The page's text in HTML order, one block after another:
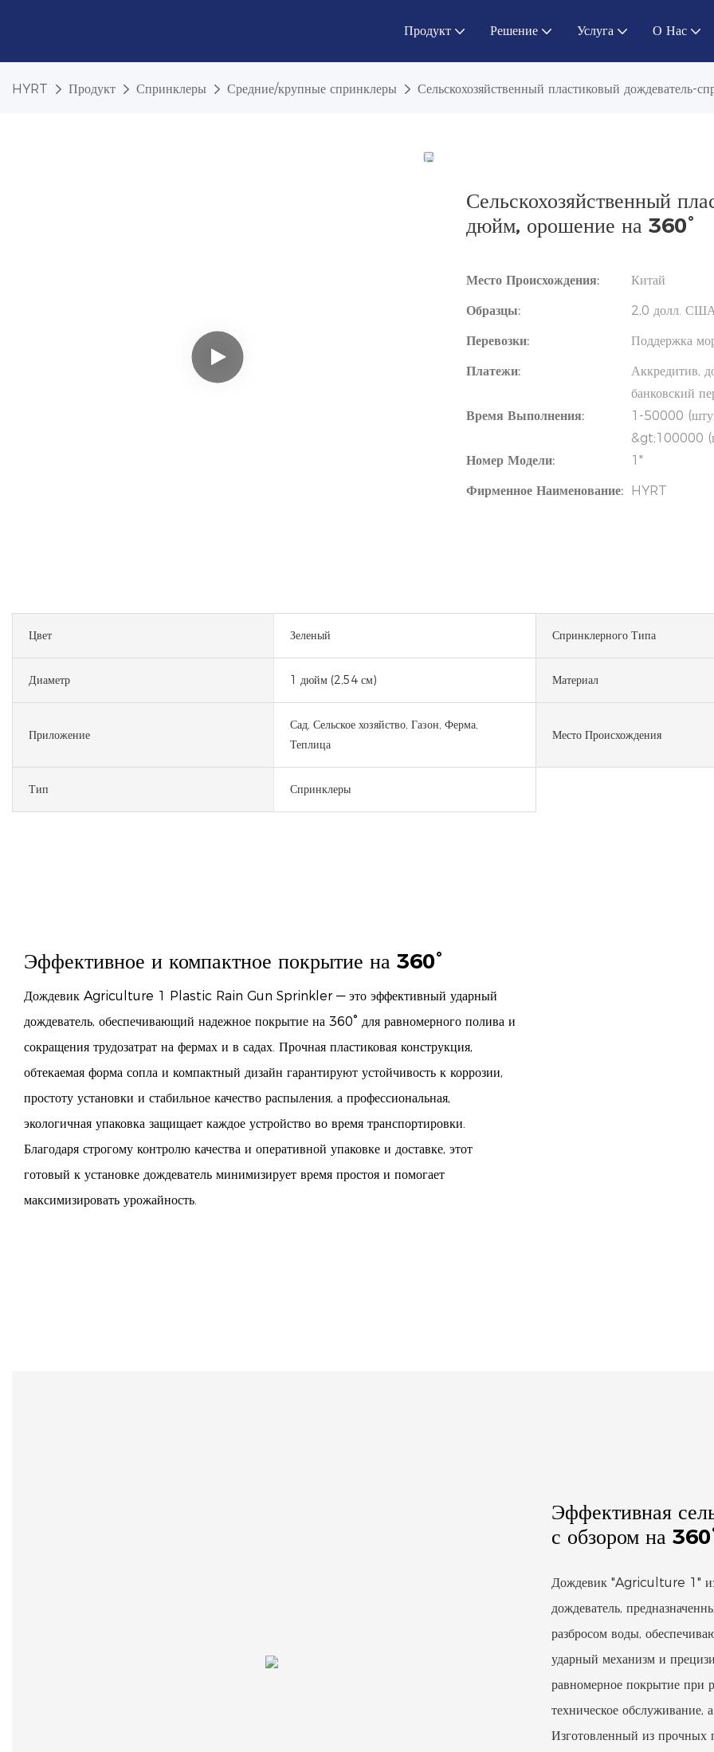
Продукт Решение Услуга О Нас
HYRT Продукт Спринклеры Средние/крупные спринклеры Сельскохозяйственный пластиковый дождеватель-
Сельскохозяйственный
дюйм, орошение на 360°
Место Происхождения:
Китай
Образцы:
2,0 долл.
Перевозки:
Поддержка
Платежи:
Аккредитив,
банковский
Время Выполнения:
1-50000
&gt;100000
Номер Модели:
1"
Фирменное Наименование: HYRT
Цвет Зеленый Спринклерного Типа
Диаметр 1 дюйм (2,54 см) Материал
Приложение
Сад, Сельское хозяйство, Газон, Ферма,
Теплица
Место Происхождения
Тип Спринклеры
Эффективное и компактное покрытие на 360°
Дождевик Agriculture 1 Plastic Rain Gun Sprinkler — это эффективный ударный
дождеватель, обеспечивающий надежное покрытие на 360° для равномерного полива и
сокращения трудозатрат на фермах и в садах. Прочная пластиковая конструкция,
обтекаемая форма сопла и компактный дизайн гарантируют устойчивость к коррозии,
простоту установки и стабильное качество распыления, а профессиональная,
экологичная упаковка защищает каждое устройство во время транспортировки.
Благодаря строгому контролю качества и оперативной упаковке и доставке, этот
готовый к установке дождеватель минимизирует время простоя и помогает
максимизировать урожайность.
Эффективная
с обзором на
Дождевик "Agriculture 1" из
дождеватель,
разбросом воды,
ударный механизм и
равномерное покрытие при
техническое обслуживание,
Изготовленный из прочных